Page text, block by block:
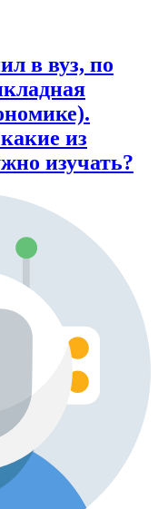
в вуз, по
из
изучать?